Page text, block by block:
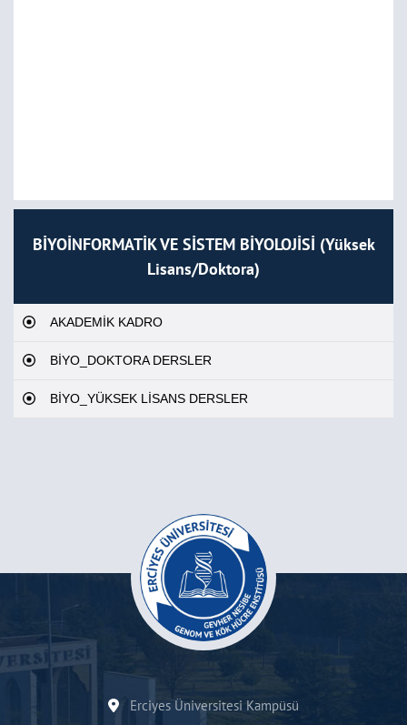
BİYOİNFORMATİK VE SİSTEM BİYOLOJİSİ (Yüksek
Lisans/Doktora)
AKADEMİK KADRO
BİYO_DOKTORA DERSLER
BİYO_YÜKSEK LİSANS DERSLER
Erciyes Üniversitesi Kampüsü